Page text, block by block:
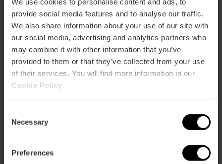
provide social media features and to analyse our traffic.
We also share information about your use of our site with
our social media, advertising and analytics partners who
may combine it with other information that you’ve
provided to them or that they’ve collected from your use
of their services. You will find more information in our
Cookie Policy
Selection
Necessary
Preferences
Cómo llegar
Calle Matías Perelló, 14 46005 València